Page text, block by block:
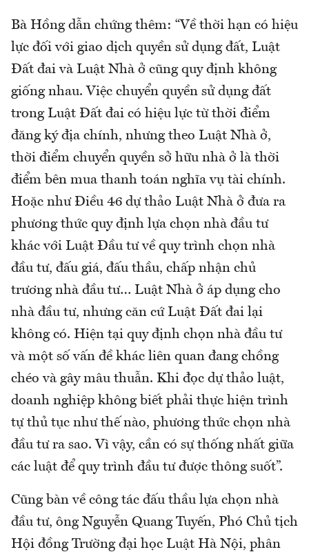
Bà Hồng dẫn chứng thêm: “Về thời hạn có hiệu
lực đối với giao dịch quyền sử dụng đất, Luật
Đất đai và Luật Nhà ở cũng quy định không
giống nhau. Việc chuyển quyền sử dụng đất
trong Luật Đất đai có hiệu lực từ thời điểm
đăng ký địa chính, nhưng theo Luật Nhà ở,
thời điểm chuyển quyền sở hữu nhà ở là thời
điểm bên mua thanh toán nghĩa vụ tài chính.
Hoặc như Điều 46 dự thảo Luật Nhà ở đưa ra
phương thức quy định lựa chọn nhà đầu tư
khác với Luật Đầu tư về quy trình chọn nhà
đầu tư, đấu giá, đấu thầu, chấp nhận chủ
trương nhà đầu tư… Luật Nhà ở áp dụng cho
nhà đầu tư, nhưng căn cứ Luật Đất đai lại
không có. Hiện tại quy định chọn nhà đầu tư
và một số vấn đề khác liên quan đang chồng
chéo và gây mâu thuẫn. Khi đọc dự thảo luật,
doanh nghiệp không biết phải thực hiện trình
tự thủ tục như thế nào, phương thức chọn nhà
đầu tư ra sao. Vì vậy, cần có sự thống nhất giữa
các luật để quy trình đầu tư được thông suốt”.
Cũng bàn về công tác đấu thầu lựa chọn nhà
đầu tư, ông Nguyễn Quang Tuyến, Phó Chủ tịch
Hội đồng Trường đại học Luật Hà Nội, phân